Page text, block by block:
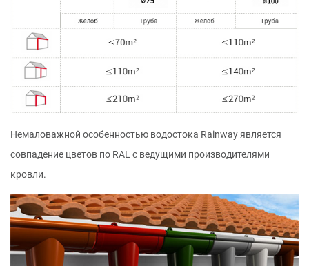
Немаловажной особенностью водостока Rainway является
совпадение цветов по RAL с ведущими производителями
кровли.